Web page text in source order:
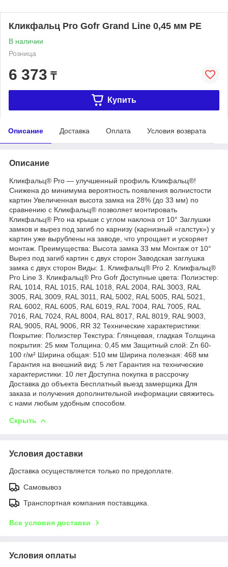
Кликфальц Pro Gofr Grand Line 0,45 мм PE
В наличии
Розница
6 373 ₸
Купить
Описание Доставка Оплата Условия возврата
Описание
Кликфальц® Pro — улучшенный профиль Кликфальц®!
Снижена до минимума вероятность появления волнистости
картин Увеличенная высота замка на 28% (до 33 мм) по
сравнению с Кликфальц® позволяет монтировать
Кликфальц® Pro на крыши с углом наклона от 10° Заглушки
замков и вырез под загиб по карнизу (карнизный «галстук») у
картин уже вырублены на заводе, что упрощает и ускоряет
монтаж. Преимущества: Высота замка 33 мм Монтаж от 10°
Вырез под загиб картин с двух сторон Заводская заглушка
замка с двух сторон Виды: 1. Кликфальц® Pro 2. Кликфальц®
Pro Line 3. Кликфальц® Pro Gofr Доступные цвета: Полиэстер:
RAL 1014, RAL 1015, RAL 1018, RAL 2004, RAL 3003, RAL
3005, RAL 3009, RAL 3011, RAL 5002, RAL 5005, RAL 5021,
RAL 6002, RAL 6005, RAL 6019, RAL 7004, RAL 7005, RAL
7016, RAL 7024, RAL 8004, RAL 8017, RAL 8019, RAL 9003,
RAL 9005, RAL 9006, RR 32 Технические характеристики:
Покрытие: Полиэстер Текстура: Глянцевая, гладкая Толщина
покрытия: 25 мкм Толщина: 0,45 мм Защитный слой: Zn 60-
100 г/м² Ширина общая: 510 мм Ширина полезная: 468 мм
Гарантия на внешний вид: 5 лет Гарантия на технические
характеристики: 10 лет Доступна покупка в рассрочку
Доставка до объекта Бесплатный выезд замерщика Для
заказа и получения дополнительной информации свяжитесь
с нами любым удобным способом.
Скрыть
Условия доставки
Доставка осуществляется только по предоплате.
Самовывоз
Транспортная компания поставщика.
Все условия доставки
Условия оплаты